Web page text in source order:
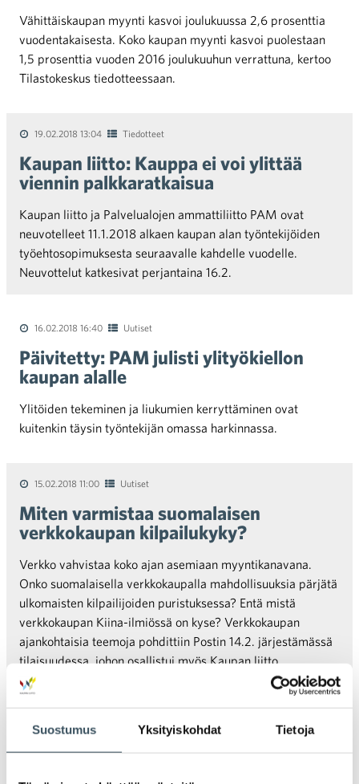
Suostumus Yksityiskohdat Tietoja
Vähittäiskaupan myynti kasvoi joulukuussa 2,6 prosenttia
vuodentakaisesta. Koko kaupan myynti kasvoi puolestaan
1,5 prosenttia vuoden 2016 joulukuuhun verrattuna, kertoo
Tilastokeskus tiedotteessaan.
19.02.2018 13:04 Tiedotteet
Kaupan liitto: Kauppa ei voi ylittää
viennin palkkaratkaisua
Kaupan liitto ja Palvelualojen ammattiliitto PAM ovat
neuvotelleet 11.1.2018 alkaen kaupan alan työntekijöiden
työehtosopimuksesta seuraavalle kahdelle vuodelle.
Neuvottelut katkesivat perjantaina 16.2.
16.02.2018 16:40 Uutiset
Päivitetty: PAM julisti ylityökiellon
kaupan alalle
Ylitöiden tekeminen ja liukumien kerryttäminen ovat
kuitenkin täysin työntekijän omassa harkinnassa.
15.02.2018 11:00 Uutiset
Miten varmistaa suomalaisen
verkkokaupan kilpailukyky?
Verkko vahvistaa koko ajan asemiaan myyntikanavana.
Onko suomalaisella verkkokaupalla mahdollisuuksia pärjätä
ulkomaisten kilpailijoiden puristuksessa? Entä mistä
verkkokaupan Kiina-ilmiössä on kyse? Verkkokaupan
ajankohtaisia teemoja pohdittiin Postin 14.2. järjestämässä
tilaisuudessa, johon osallistui myös Kaupan liitto.